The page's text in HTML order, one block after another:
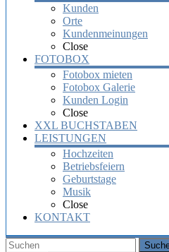
Kunden
Orte
Kundenmeinungen
Close
FOTOBOX
Fotobox mieten
Fotobox Galerie
Kunden Login
Close
XXL BUCHSTABEN
LEISTUNGEN
Hochzeiten
Betriebsfeiern
Geburtstage
Musik
Close
KONTAKT